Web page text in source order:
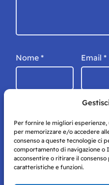
Per fornire le migliori
per memorizzare e/o accedere
consenso a queste tecnologie ci
comportamento di navigazione o
acconsentire o ritirare il
caratteristiche e funzioni.
Nome * Email *